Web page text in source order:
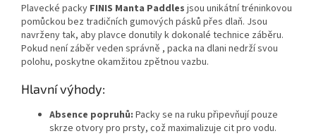
Plavecké packy FINIS Manta Paddles jsou unikátní tréninkovou
pomůckou bez tradičních gumových pásků přes dlaň. Jsou
navrženy tak, aby plavce donutily k dokonalé technice záběru.
Pokud není záběr veden správně , packa na dlani nedrží svou
polohu, poskytne okamžitou zpětnou vazbu.
Hlavní výhody:
Absence popruhů: Packy se na ruku připevňují pouze
skrze otvory pro prsty, což maximalizuje cit pro vodu.